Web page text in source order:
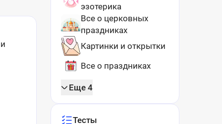
эзотерика
Все о церковных
праздниках
Картинки и открытки
Все о праздниках
Еще 4
Тесты